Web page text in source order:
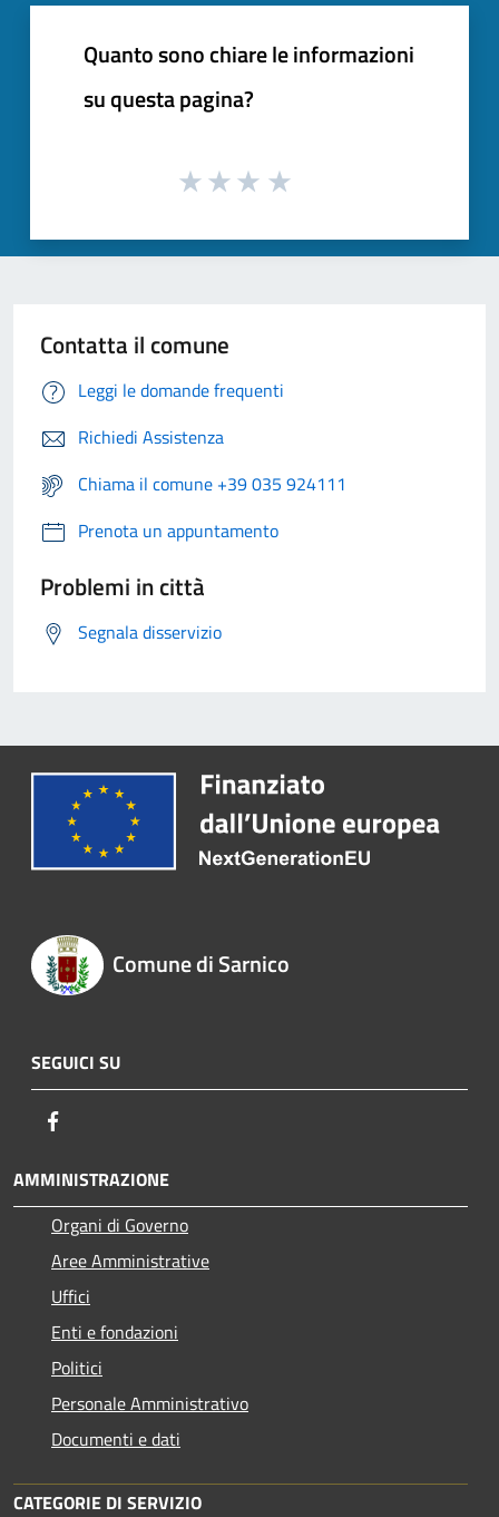
Quanto sono chiare le informazioni
su questa pagina?
Contatta il comune
Leggi le domande frequenti
Richiedi Assistenza
Chiama il comune +39 035 924111
Prenota un appuntamento
Problemi in città
Segnala disservizio
Comune di Sarnico
SEGUICI SU
AMMINISTRAZIONE
Organi di Governo
Aree Amministrative
Uffici
Enti e fondazioni
Politici
Personale Amministrativo
Documenti e dati
CATEGORIE DI SERVIZIO